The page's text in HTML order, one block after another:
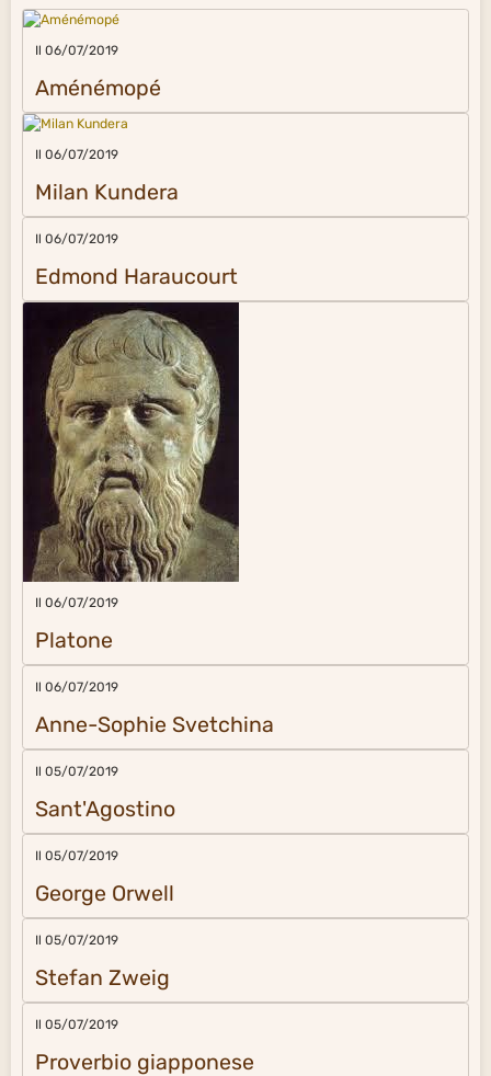
Il 06/07/2019
Aménémopé
Il 06/07/2019
Milan Kundera
Il 06/07/2019
Edmond Haraucourt
Il 06/07/2019
Platone
Il 06/07/2019
Anne-Sophie Svetchina
Il 05/07/2019
Sant'Agostino
Il 05/07/2019
George Orwell
Il 05/07/2019
Stefan Zweig
Il 05/07/2019
Proverbio giapponese